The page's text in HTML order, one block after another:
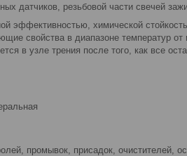
датчиков, резьбовой части свечей
эффективностью, химической
свойства в диапазоне температур
в узле трения после того, как все
промывок, присадок, очистителей,